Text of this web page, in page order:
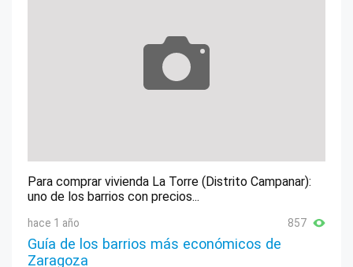
Para comprar vivienda La Torre (Distrito Campanar):
uno de los barrios con precios...
hace 1 año 857
Guía de los barrios más económicos de
Zaragoza